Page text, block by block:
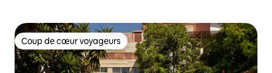
Coup de cœur voyageurs
Coup de cœur voyageurs